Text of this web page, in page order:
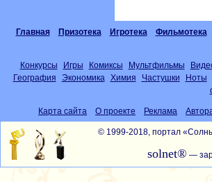
Главная Призотека Игротека Фильмотека
Конкурсы Игры Комиксы Мультфильмы
География
Экономика Химия Частушки Ноты
Карта сайта О проекте Реклама
© 1999-2018, портал
solnet® —